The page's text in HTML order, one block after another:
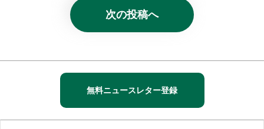
次の投稿へ
無料ニュースレター登録